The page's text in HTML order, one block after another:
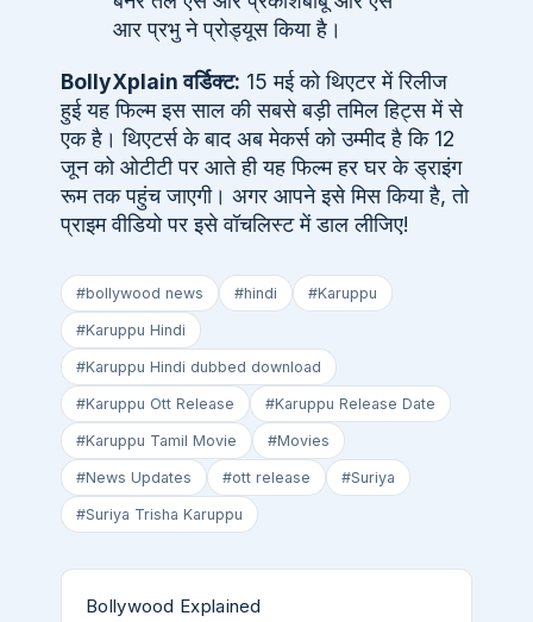
आर प्रभु ने प्रोड्यूस किया है।
BollyXplain वर्डिक्ट: 15 मई को थिएटर में रिलीज
हुई यह फिल्म इस साल की सबसे बड़ी तमिल हिट्स में से
एक है। थिएटर्स के बाद अब मेकर्स को उम्मीद है कि 12
जून को ओटीटी पर आते ही यह फिल्म हर घर के ड्राइंग
रूम तक पहुंच जाएगी। अगर आपने इसे मिस किया है, तो
प्राइम वीडियो पर इसे वॉचलिस्ट में डाल लीजिए!
#bollywood news #hindi #Karuppu
#Karuppu Hindi
#Karuppu Hindi dubbed download
#Karuppu Ott Release #Karuppu Release Date
#Karuppu Tamil Movie #Movies
#News Updates #ott release #Suriya
#Suriya Trisha Karuppu
Bollywood Explained